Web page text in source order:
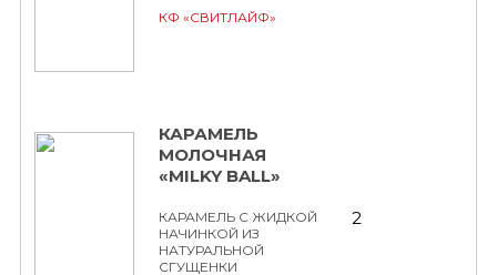
КФ «СВИТЛАЙФ»
КАРАМЕЛЬ
МОЛОЧНАЯ
«MILKY BALL»
КАРАМЕЛЬ С ЖИДКОЙ
НАЧИНКОЙ ИЗ
НАТУРАЛЬНОЙ
СГУЩЕНКИ
2